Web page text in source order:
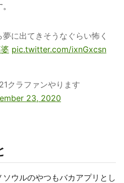
に出てきそうなぐらい怖く
pic.twitter.com/ixnGxcsn
クラファンやります
23, 2020
ウルのやつもバカアプリとし